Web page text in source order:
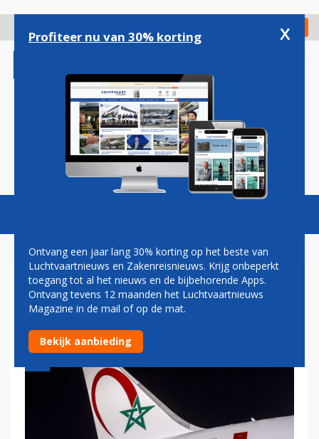
gaan
Check in
Magazine Podcasts Vacatures
ROYAL AIR MAROC: CONFLICT
MET PILOTEN OPGELOST
Profiteer nu van 30% korting x
Ontvang een jaar lang 30% korting op het beste van
Luchtvaartnieuws en Zakenreisnieuws. Krijg onbeperkt
toegang tot al het nieuws en de bijbehorende Apps.
Ontvang tevens 12 maanden het Luchtvaartnieuws
Magazine in de mail of op de mat.
Bekijk aanbieding